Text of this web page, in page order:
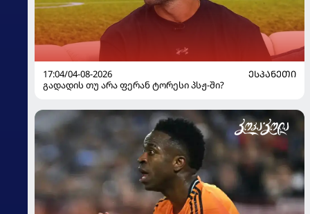
17:04/04-08-2026
ᲔᲡᲞᲐᲜᲔᲗᲘ
გადადის თუ არა ფერან ტორესი პსჟ-ში?